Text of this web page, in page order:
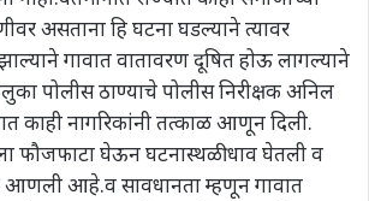
असताना हि घटना घडल्याने त्यावर
गावात वातावरण दूषित होऊ लागल्याने
पोलीस ठाण्याचे पोलीस निरीक्षक अनिल
काही नागरिकांनी तत्काळ आणून दिली.
फौजफाटा घेऊन घटनास्थळी धाव घेतली व
आणली आहे.व सावधानता म्हणून गावात